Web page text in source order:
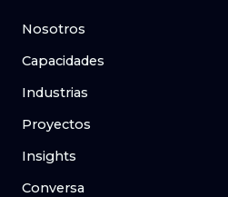
Nosotros
Capacidades
Industrias
Proyectos
Insights
Conversa